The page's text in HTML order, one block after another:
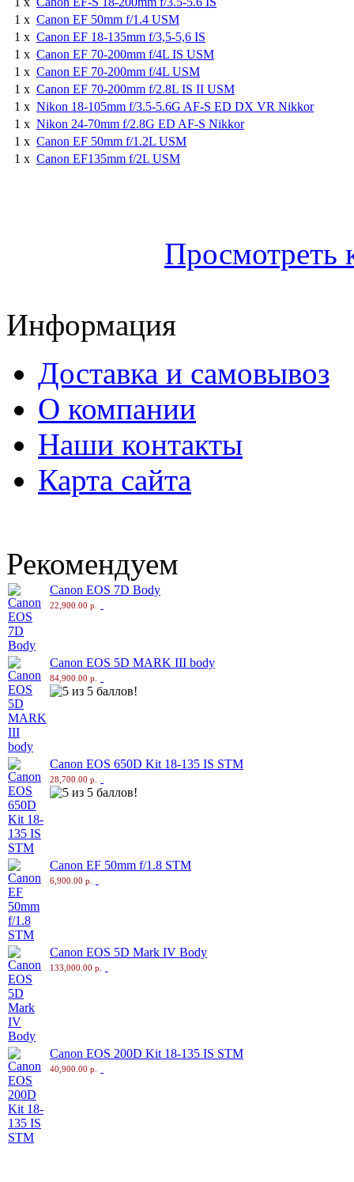
1 x Canon EF 50mm f/1.4 USM
1 x Canon EF 18-135mm f/3,5-5,6 IS
1 x Canon EF 70-200mm f/4L IS USM
1 x Canon EF 70-200mm f/4L USM
1 x Canon EF 70-200mm f/2.8L IS II USM
1 x Nikon 18-105mm f/3.5-5.6G AF-S ED DX VR Nikkor
1 x Nikon 24-70mm f/2.8G ED AF-S Nikkor
1 x Canon EF 50mm f/1.2L USM
1 x Canon EF135mm f/2L USM
Просмотреть
Информация
Доставка и самовывоз
О компании
Наши контакты
Карта сайта
Рекомендуем
Canon EOS 7D Body
22,900.00 р.
Canon EOS 5D MARK III body
84,900.00 р.
Canon EOS 650D Kit 18-135 IS STM
28,700.00 р.
Canon EF 50mm f/1.8 STM
6,900.00 р.
Canon EOS 5D Mark IV Body
133,000.00 р.
Canon EOS 200D Kit 18-135 IS STM
40,900.00 р.